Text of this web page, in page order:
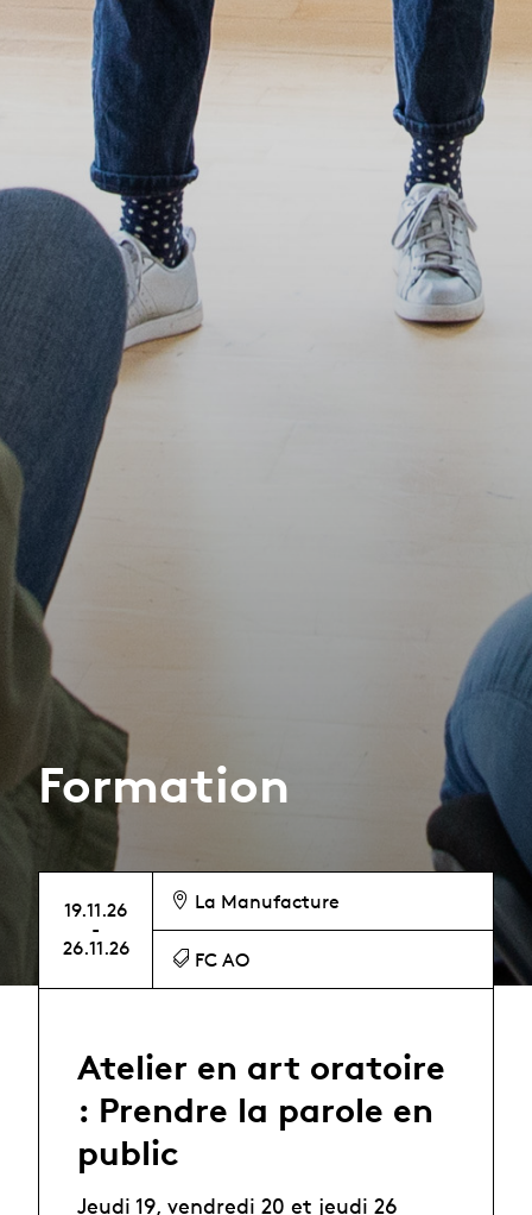
Formation
19.11.26
-
26.11.26
La Manufacture
FC AO
Atelier en art oratoire
: Prendre la parole en
public
Jeudi 19, vendredi 20 et jeudi 26